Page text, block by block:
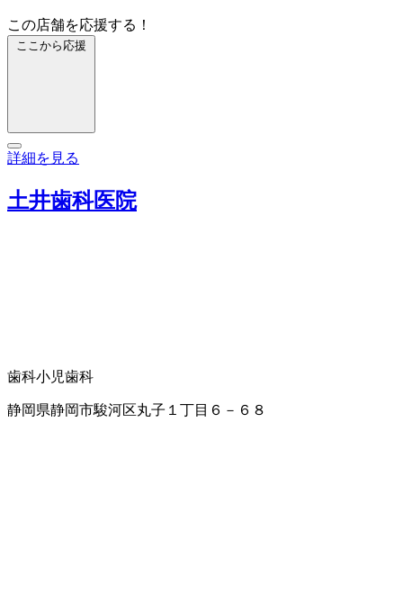
この店舗を応援する！
ここから応援
詳細を見る
土井歯科医院
歯科小児歯科
静岡県静岡市駿河区丸子１丁目６－６８